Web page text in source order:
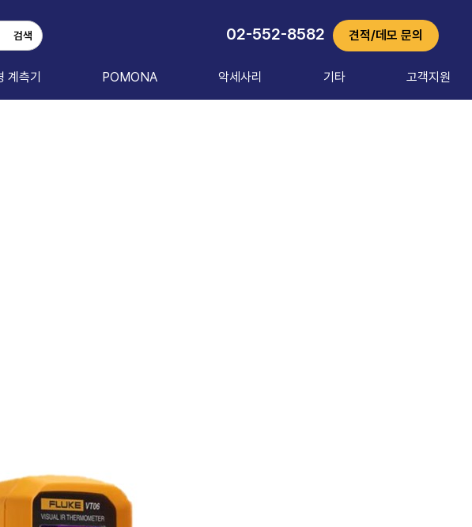
02-552-8582 견적/데모 문의
계측기 POMONA 악세사리 기타 고객지원